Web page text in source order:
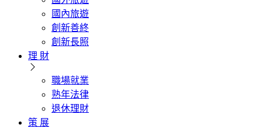
國內旅遊
創新善終
創新長照
理 財
職場就業
熟年法律
退休理財
策 展